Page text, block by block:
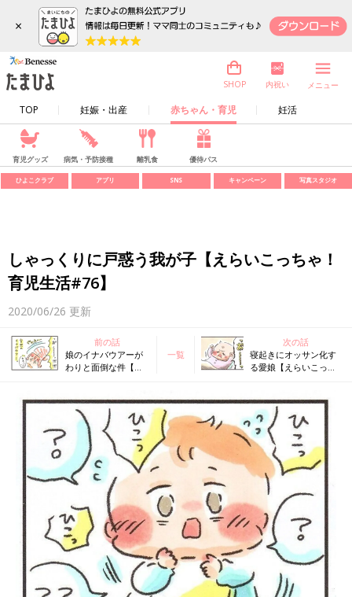
×
TOP 妊娠・出産 赤ちゃん・育児 妊活
SHOP 内祝い メニュー
育児グッズ 病気・予防接種 離乳食 優待パス
ひよこクラブ アプリ SNS キャンペーン 写真スタジオ
しゃっくりに戸惑う我が子【えらいこっちゃ！
育児生活#76】
2020/06/26 更新
前の話
娘のイナバウアーが
わりと面倒な件【え
一覧
次の話
寝起きにオッサン化す
る愛娘【えらいこっち